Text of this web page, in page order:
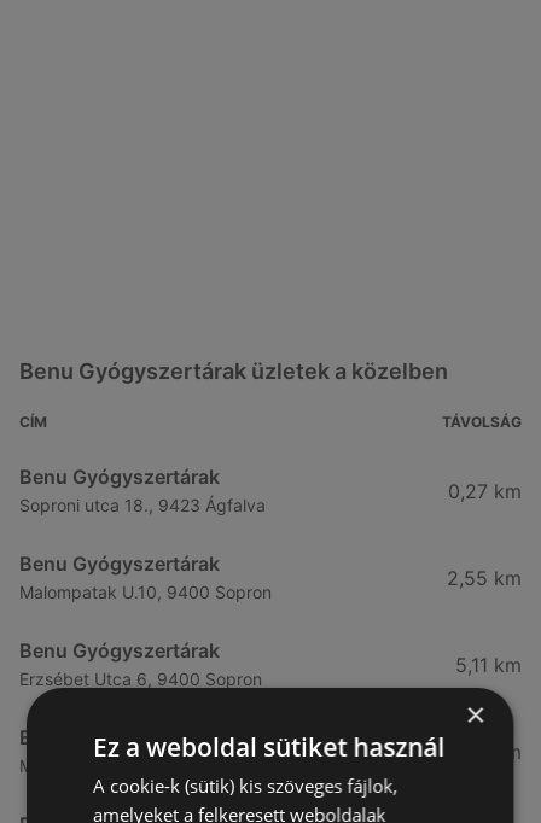
Benu Gyógyszertárak üzletek a közelben
CÍM TÁVOLSÁG
Benu Gyógyszertárak
Soproni utca 18., 9423 Ágfalva
0,27 km
Benu Gyógyszertárak
Malompatak U.10, 9400 Sopron
2,55 km
Benu Gyógyszertárak
Erzsébet Utca 6, 9400 Sopron
5,11 km
Benu Gyógyszertárak
Mátyás Király Utca 23, 9400 Sopron
5,24 km
×
Ez a weboldal sütiket használ
A cookie-k (sütik) kis szöveges fájlok,
amelyeket a felkeresett weboldalak